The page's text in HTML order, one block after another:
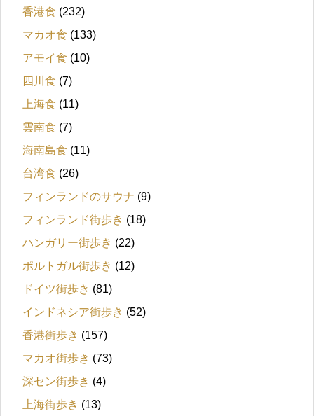
香港食 (232)
マカオ食 (133)
アモイ食 (10)
四川食 (7)
上海食 (11)
雲南食 (7)
海南島食 (11)
台湾食 (26)
フィンランドのサウナ (9)
フィンランド街歩き (18)
ハンガリー街歩き (22)
ポルトガル街歩き (12)
ドイツ街歩き (81)
インドネシア街歩き (52)
香港街歩き (157)
マカオ街歩き (73)
深セン街歩き (4)
上海街歩き (13)